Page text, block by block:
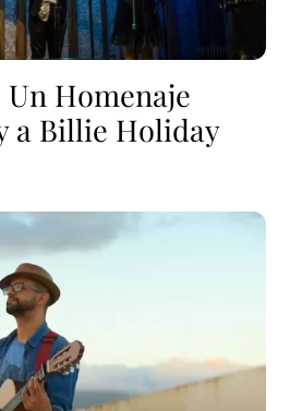
Un Homenaje
a Billie Holiday